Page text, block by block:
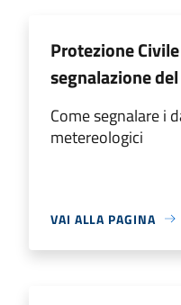
Protezione
segnalazione
Come segnalare i
metereologici
VAI ALLA PAGINA